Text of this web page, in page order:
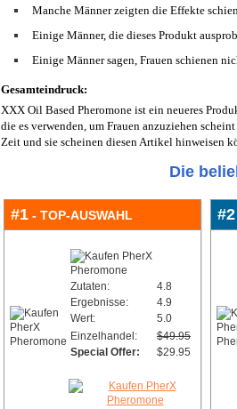
Manche Männer zeigten die Effekte
Einige Männer, die dieses Produkt
Einige Männer sagen, Frauen schienen
Gesamteindruck:
XXX Oil Based Pheromone ist ein neueres
die es verwenden, um Frauen anzuziehen
Zeit und sie scheinen diesen Artikel hinweisen
Die
#1 - TOP-AUSWAHL
Zutaten:
4.8
Ergebnisse:
4.9
Wert:
5.0
Einzelhandel:
$49.95
Special Offer:
$29.95
#2